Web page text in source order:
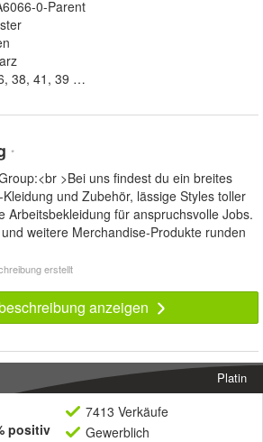
0-Parent
*
>Bei uns findest du ein breites
und Zubehör, lässige Styles toller
Arbeitsbekleidung für anspruchsvolle Jobs.
weitere Merchandise-Produkte runden
erstellt
anzeigen
Platin
positiv
7413 Verkäufe
Gewerblich